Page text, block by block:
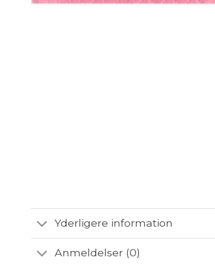
Yderligere information
Anmeldelser (0)